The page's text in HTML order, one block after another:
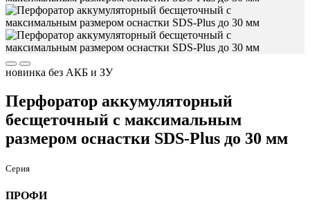
новинка без АКБ и ЗУ
Перфоратор аккумуляторный
бесщеточный с максимальным
размером оснастки SDS-Plus до 30 мм
Серия
ПРОФИ